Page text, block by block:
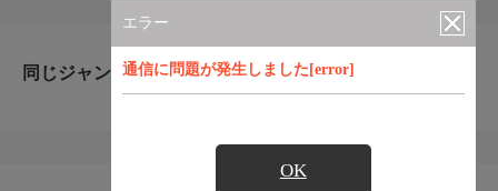
エラー
通信に問題が発生しました[error]
OK
同じジャンルのおすすめ番組